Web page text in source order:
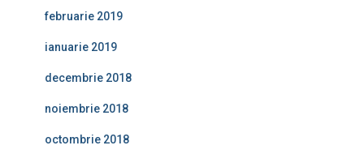
februarie 2019
ianuarie 2019
decembrie 2018
noiembrie 2018
octombrie 2018